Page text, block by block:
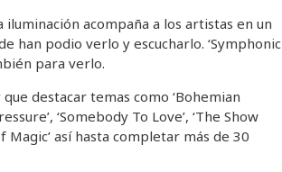
acompaña a los artistas en un
han podio verlo y escucharlo. ‘Symphonic
para verlo.
destacar temas como ‘Bohemian
‘Somebody To Love’, ‘The Show
Magic’ así hasta completar más de 30